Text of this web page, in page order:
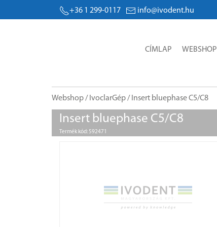
+36 1 299-0117 info@ivodent.hu
CÍMLAP WEBSHOP
Webshop/ IvoclarGép/ Insert bluephase C5/C8
Insert bluephase C5/C8
Termék kód: 592471